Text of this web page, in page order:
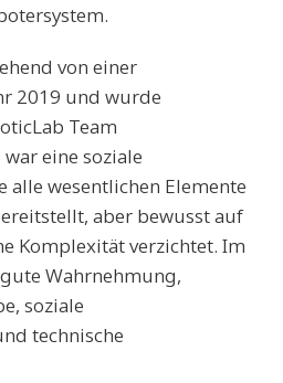
von einer
2019 und wurde
Team
eine soziale
wesentlichen Elemente
aber bewusst auf
Komplexität verzichtet. Im
Wahrnehmung,
soziale
technische